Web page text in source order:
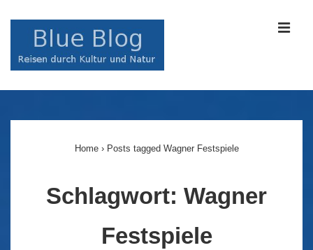
Navigation
Home › Posts tagged Wagner Festspiele
Schlagwort: Wagner
Festspiele